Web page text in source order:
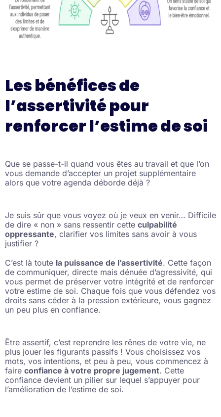
Les bénéfices de
l’assertivité pour
renforcer l’estime de soi
Que se passe-t-il quand vous êtes au travail et que l’on
vous demande d’accepter un projet supplémentaire
alors que votre agenda déborde déjà ?
Je suis sûr que vous voyez où je veux en venir… Difficile
de dire « non » sans ressentir cette culpabilité
oppressante, clarifier vos limites sans avoir à vous
justifier ?
C’est là toute la puissance de l’assertivité. Cette façon
de communiquer, directe mais dénuée d’agressivité, qui
vous permet de préserver votre intégrité et de renforcer
votre estime de soi. Chaque fois que vous défendez vos
droits sans céder à la pression extérieure, vous gagnez
un peu plus en confiance.
Être assertif, c’est reprendre les rênes de votre vie, ne
plus jouer les figurants passifs ! Vous choisissez vos
mots, vos intentions, et peu à peu, vous commencez à
faire confiance à votre propre jugement. Cette
confiance devient un pilier sur lequel s’appuyer pour
l’amélioration de l’estime de soi.